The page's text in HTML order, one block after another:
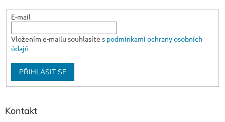
E-mail
Vložením e-mailu souhlasíte s podmínkami ochrany osobních
údajů
PŘIHLÁSIT SE
Kontakt